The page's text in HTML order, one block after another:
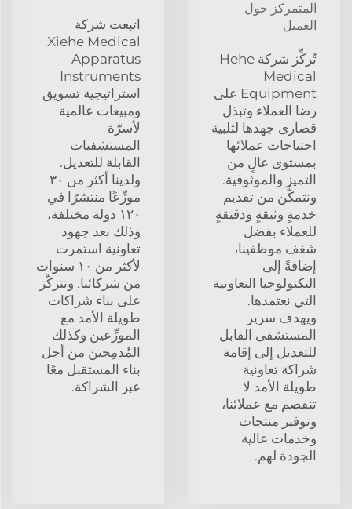
المتمركز حول
العميل
تُركِّز شركة Hehe
Medical
Equipment على
رضا العملاء وتبذل
قصارى جهدها لتلبية
احتياجات عملائها
بمستوى عالٍ من
التميز والموثوقية.
ونتمكَّن من تقديم
خدمةٍ وثيقةٍ ودقيقةٍ
للعملاء بفضل
شغف موظفينا،
إضافةً إلى
التكنولوجيا التعاونية
التي نعتمدها.
ويهدف سرير
المستشفى القابل
للتعديل إلى إقامة
شراكة تعاونية
طويلة الأمد لا
تنفصم مع عملائنا،
وتوفير منتجات
وخدمات عالية
الجودة لهم.
اتبعت شركة
Xiehe Medical
Apparatus
Instruments
استراتيجية تسويق
ومبيعات عالمية
لأسرّة
المستشفيات
القابلة للتعديل.
ولدينا أكثر من ٣٠
موزِّعًا منتشرًا في
١٢٠ دولة مختلفة،
وذلك بعد جهود
تعاونية استمرت
لأكثر من ١٠ سنوات
من شركائنا. ونتركّز
على بناء شراكات
طويلة الأمد مع
الموزِّعين وكذلك
المُدمِجين من أجل
بناء المستقبل معًا
عبر الشراكة.